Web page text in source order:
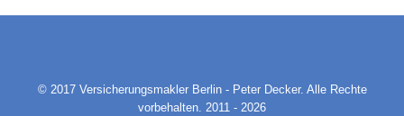
© 2017 Versicherungsmakler Berlin - Peter Decker. Alle Rechte
vorbehalten. 2011 - 2026